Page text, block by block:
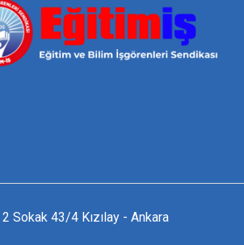
Sokak 43/4 Kızılay - Ankara